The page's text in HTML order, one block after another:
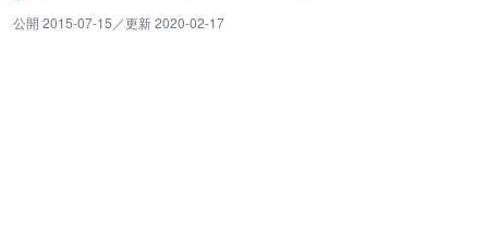
公開 2015-07-15 ／更新 2020-02-17